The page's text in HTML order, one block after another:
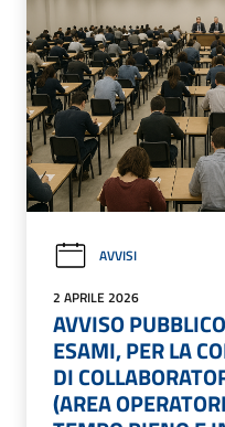
AVVISI
2 APRILE 2026
AVVISO
ESAMI, PER LA
DI
(AREA